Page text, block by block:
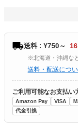
送料 : ¥750～
※北海道・沖縄な
送料・配送につ
ご利用可能なお支払い
Amazon Pay VISA
代金引換